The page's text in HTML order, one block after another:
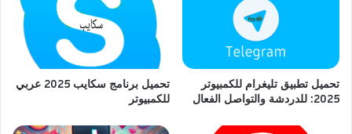
تحميل تطبيق تليغرام للكمبيوتر
2025: للدردشة والتواصل الفعال
تحميل برنامج سكايب 2025 عربي
للكمبيوتر